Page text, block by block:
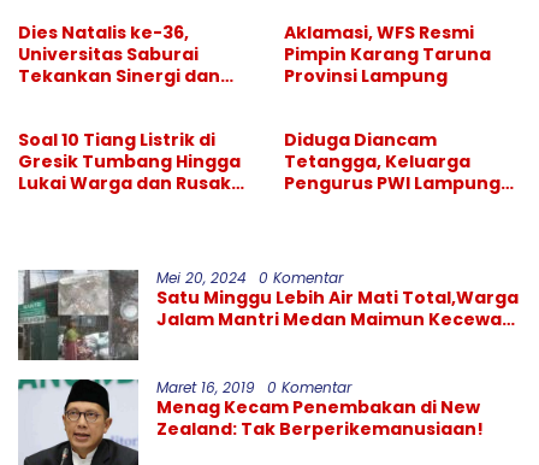
Berdonor
Dies Natalis ke-36,
Universitas Saburai
Tekankan Sinergi dan
Aklamasi, WFS Resmi
Pimpin Karang Taruna
Provinsi Lampung
Soal 10 Tiang Listrik di
Gresik Tumbang Hingga
Lukai Warga dan Rusak
Diduga Diancam
Tetangga, Keluarga
Pengurus PWI Lampung
Mei 20, 2024 0 Komentar
Satu Minggu Lebih Air Mati Total,Warga
Jalam Mantri Medan Maimun Kecewa
Maret 16, 2019 0 Komentar
Menag Kecam Penembakan di New
Zealand: Tak Berperikemanusiaan!